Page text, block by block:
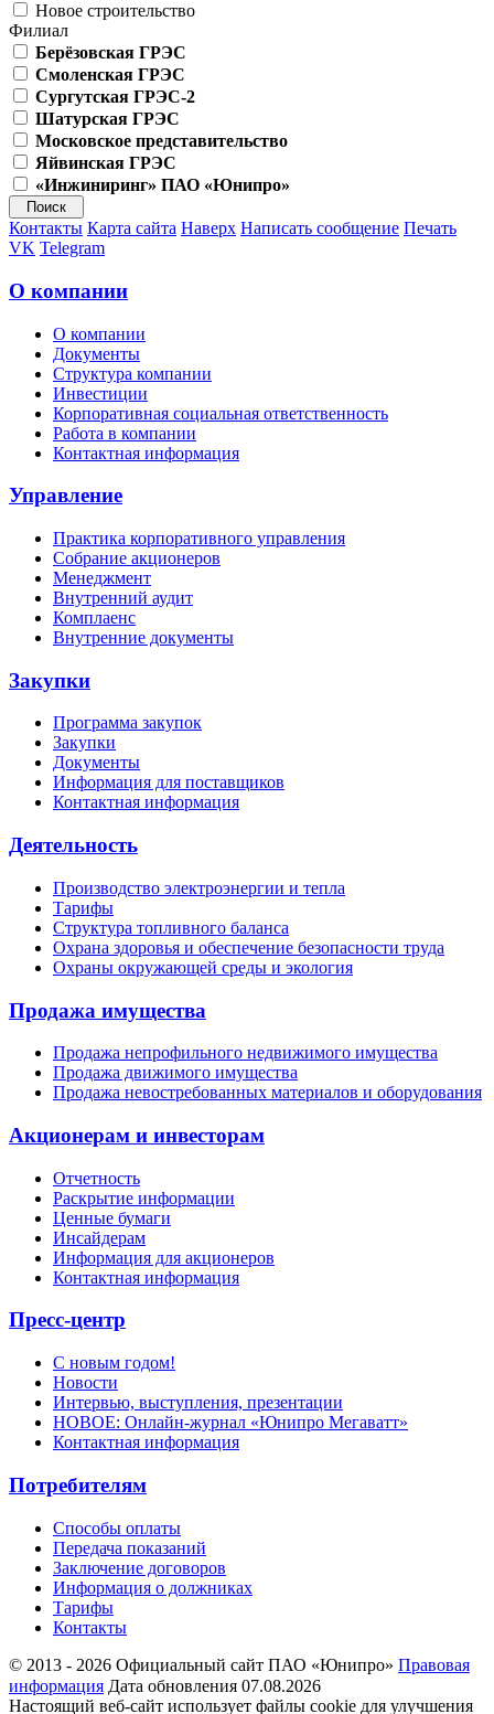
Новое строительство
Филиал
Берёзовская ГРЭС
Смоленская ГРЭС
Сургутская ГРЭС-2
Шатурская ГРЭС
Московское представительство
Яйвинская ГРЭС
«Инжиниринг» ПАО «Юнипро»
Контакты Карта сайта Наверх Написать сообщение Печать
VK Telegram
О компании
О компании
Документы
Структура компании
Инвестиции
Корпоративная социальная ответственность
Работа в компании
Контактная информация
Управление
Практика корпоративного управления
Собрание акционеров
Менеджмент
Внутренний аудит
Комплаенс
Внутренние документы
Закупки
Программа закупок
Закупки
Документы
Информация для поставщиков
Контактная информация
Деятельность
Производство электроэнергии и тепла
Тарифы
Структура топливного баланса
Охрана здоровья и обеспечение безопасности труда
Охраны окружающей среды и экология
Продажа имущества
Продажа непрофильного недвижимого имущества
Продажа движимого имущества
Продажа невостребованных материалов и оборудования
Акционерам и инвесторам
Отчетность
Раскрытие информации
Ценные бумаги
Инсайдерам
Информация для акционеров
Контактная информация
Пресс-центр
С новым годом!
Новости
Интервью, выступления, презентации
НОВОЕ: Онлайн-журнал «Юнипро Мегаватт»
Контактная информация
Потребителям
Способы оплаты
Передача показаний
Заключение договоров
Информация о должниках
Тарифы
Контакты
© 2013 - 2026 Официальный сайт ПАО «Юнипро» Правовая
информация Дата обновления 07.08.2026
Настоящий веб-сайт использует файлы cookie для улучшения